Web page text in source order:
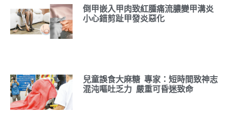
倒甲嵌入甲肉致紅腫痛流膿變甲溝炎
小心錯剪趾甲發炎惡化
兒童誤食大麻糖 專家：短時間致神志
混沌嘔吐乏力 嚴重可昏迷致命